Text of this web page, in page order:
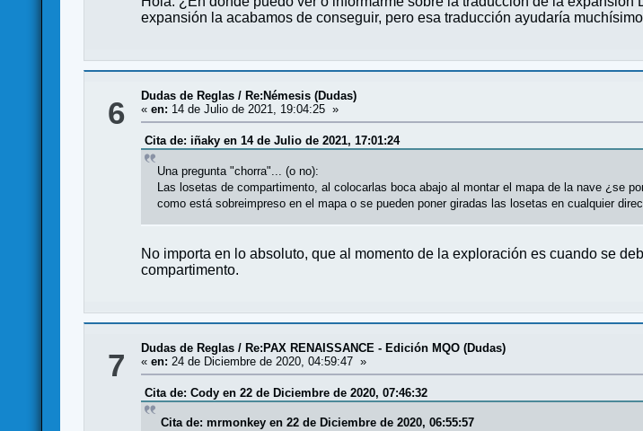
expansión la acabamos de conseguir, pero esa traducción ayudaría
6 Dudas de Reglas / Re:Némesis (Dudas)
«en: 14 de Julio de 2021, 19:04:25 »
Cita de: iñaky en 14 de Julio de 2021, 17:01:24
Una pregunta "chorra"... (o no):
Las losetas de compartimento, al colocarlas boca abajo al montar el mapa de la nave ¿se
como está sobreimpreso en el mapa o se pueden poner giradas las losetas en cualquier
No importa en lo absoluto, que al momento de la exploración es cuando se
compartimento.
7 Dudas de Reglas /Re:PAX RENAISSANCE - Edición MQO (Dudas)
«en: 24 de Diciembre de 2020, 04:59:47 »
Cita de: Cody en 22 de Diciembre de 2020, 07:46:32
Cita de: mrmonkey en 22 de Diciembre de 2020, 06:55:57